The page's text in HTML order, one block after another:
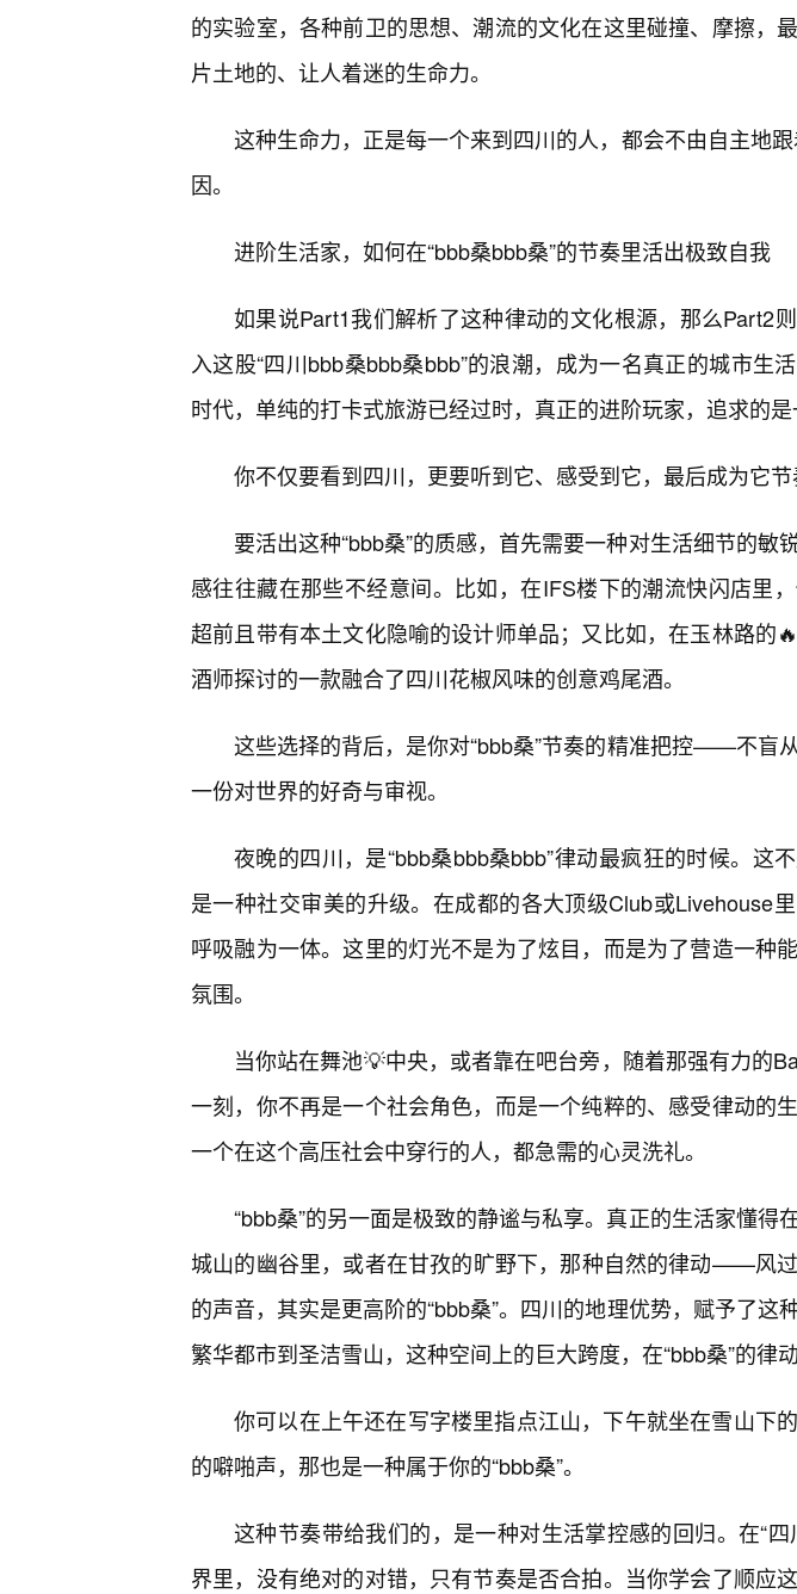
的实验室，各种前卫的思想、潮流的文化在这里碰撞、摩擦，
片土地的、让人着迷的生命力。
这种生命力，正是每一个来到四川的人，都会不由自主地跟
因。
进阶生活家，如何在“bbb桑bbb桑”的节奏里活出极致自我
如果说Part1我们解析了这种律动的文化根源，那么Part2
入这股“四川bbb桑bbb桑bbb”的浪潮，成为一名真正的城市生
时代，单纯的打卡式旅游已经过时，真正的进阶玩家，追求的是
你不仅要看到四川，更要听到它、感受到它，最后成为它节
要活出这种“bbb桑”的质感，首先需要一种对生活细节的敏
感往往藏在那些不经意间。比如，在IFS楼下的潮流快闪店里
超前且带有本土文化隐喻的设计师单品；又比如，在玉林路的
酒师探讨的一款融合了四川花椒风味的创意鸡尾酒。
这些选择的背后，是你对“bbb桑”节奏的精准把控——不盲
一份对世界的好奇与审视。
夜晚的四川，是“bbb桑bbb桑bbb”律动最疯狂的时候。这
是一种社交审美的升级。在成都的各大顶级Club或Livehouse
呼吸融为一体。这里的灯光不是为了炫目，而是为了营造一种
氛围。
当你站在舞池💡中央，或者靠在吧台旁，随着那强有力的
一刻，你不再是一个社会角色，而是一个纯粹的、感受律动的
一个在这个高压社会中穿行的人，都急需的心灵洗礼。
“bbb桑”的另一面是极致的静谧与私享。真正的生活家懂得
城山的幽谷里，或者在甘孜的旷野下，那种自然的律动——风
的声音，其实是更高阶的“bbb桑”。四川的地理优势，赋予了这
繁华都市到圣洁雪山，这种空间上的巨大跨度，在“bbb桑”的律
你可以在上午还在写字楼里指点江山，下午就坐在雪山下
的噼啪声，那也是一种属于你的“bbb桑”。
这种节奏带给我们的，是一种对生活掌控感的回归。在“四
界里，没有绝对的对错，只有节奏是否合拍。当你学会了顺应